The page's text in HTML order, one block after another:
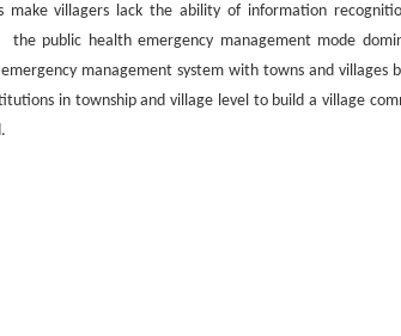
villagers lack the ability of information
the public health emergency management mode
management system with towns and villages
in township and village level to build a village